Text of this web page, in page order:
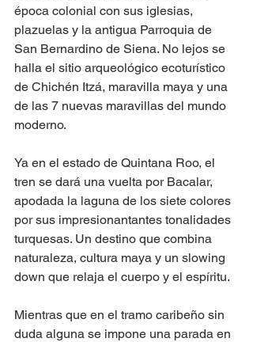
época colonial con sus iglesias,
plazuelas y la antigua Parroquia de
San Bernardino de Siena. No lejos se
halla el sitio arqueológico ecoturístico
de Chichén Itzá, maravilla maya y una
de las 7 nuevas maravillas del mundo
moderno.
Ya en el estado de Quintana Roo, el
tren se dará una vuelta por Bacalar,
apodada la laguna de los siete colores
por sus impresionantantes tonalidades
turquesas. Un destino que combina
naturaleza, cultura maya y un slowing
down que relaja el cuerpo y el espíritu.
Mientras que en el tramo caribeño sin
duda alguna se impone una parada en